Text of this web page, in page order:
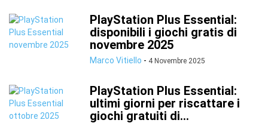
PlayStation Plus Essential:
disponibili i giochi gratis di
novembre 2025
Marco Vitiello - 4 Novembre 2025
PlayStation Plus Essential:
ultimi giorni per riscattare i
giochi gratuiti di...